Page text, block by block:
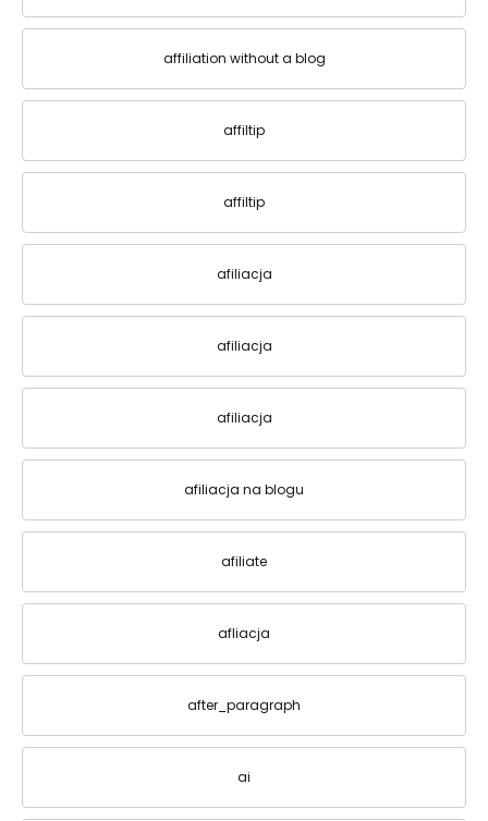
affiliation without a blog
affiltip
affiltip
afiliacja
afiliacja
afiliacja
afiliacja na blogu
afiliate
afliacja
after_paragraph
ai